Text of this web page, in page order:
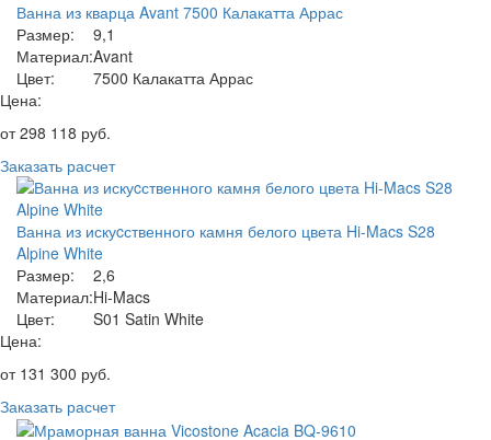
Ванна из кварца Avant 7500 Калакатта Аррас
Размер:
9,1
Материал:Avant
Цвет:
7500 Калакатта Аррас
Цена:
от298 118 руб.
Заказать расчет
Ванна из искуcственного камня белого цвета Hi-Macs S28
Alpine White
Размер:
2,6
Материал:Hi-Macs
Цвет:
S01 Satin White
Цена:
от 131 300 руб.
Заказать расчет